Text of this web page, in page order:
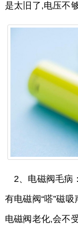
是太旧了,电压不
2、电磁阀毛病
有电磁阀“嗒”磁
电磁阀老化,会不